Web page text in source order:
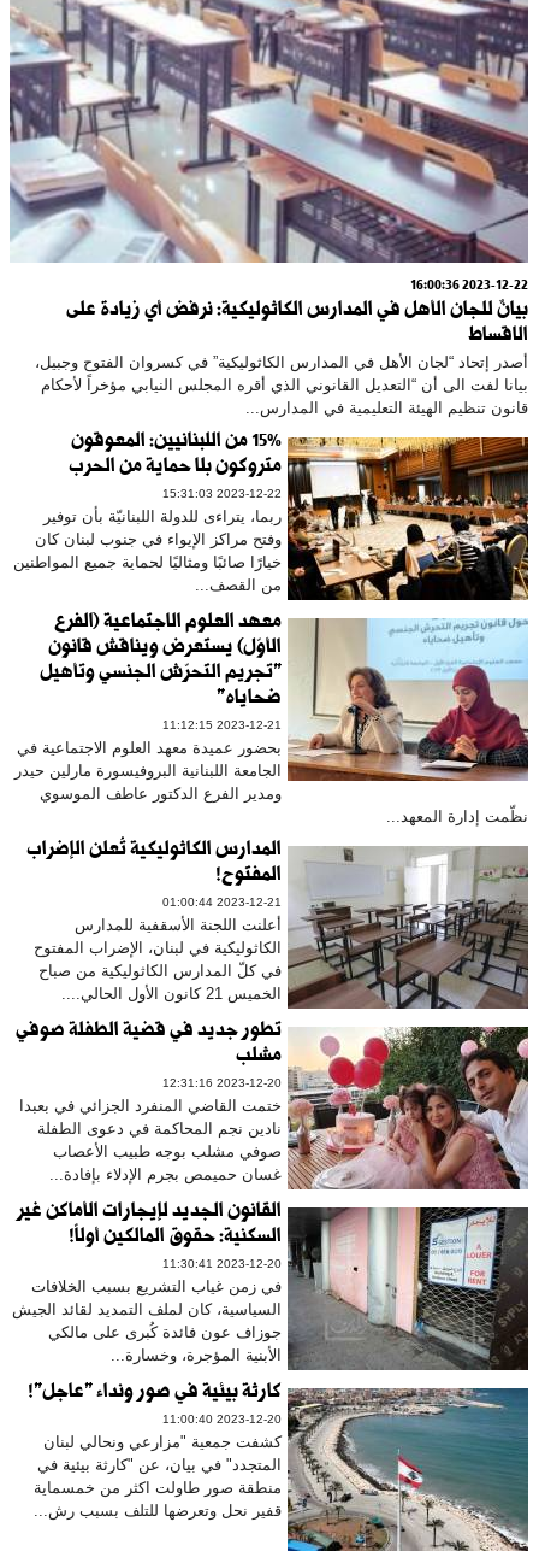
2023-12-22 16:00:36
بيانٌ للجان الأهل في المدارس الكاثوليكية: نرفض أي زيادة على
الاقساط
أصدر إتحاد “لجان الأهل في المدارس الكاثوليكية” في كسروان الفتوح وجبيل،
بيانا لفت الى أن “التعديل القانوني الذي أقره المجلس النيابي مؤخراً لأحكام
قانون تنظيم الهيئة التعليمية في المدارس...
15% من اللبنانيين: المعوقون
متروكون بلا حماية من الحرب
2023-12-22 15:31:03
ربما، يتراءى للدولة اللبنانيّة بأن توفير
وفتح مراكز الإيواء في جنوب لبنان كان
خيارًا صائبًا ومثاليًا لحماية جميع المواطنين
من القصف...
معهد العلوم الاجتماعية (الفرع
الأوّل) يستعرض ويناقش قانون
"تجريم التحرّش الجنسي وتأهيل
ضحاياه"
2023-12-21 11:12:15
بحضور عميدة معهد العلوم الاجتماعية في
الجامعة اللبنانية البروفيسورة مارلين حيدر
ومدير الفرع الدكتور عاطف الموسوي
نظّمت إدارة المعهد...
المدارس الكاثوليكية تُعلن الإضراب
المفتوح!
2023-12-21 01:00:44
أعلنت اللجنة الأسقفية للمدارس
الكاثوليكية في لبنان، الإضراب المفتوح
في كلّ المدارس الكاثوليكية من صباح
الخميس 21 كانون الأول الحالي....
تطور جديد في قضية الطفلة صوفي
مشلب
2023-12-20 12:31:16
ختمت القاضي المنفرد الجزائي في بعبدا
نادين نجم المحاكمة في دعوى الطفلة
صوفي مشلب بوجه طبيب الأعصاب
غسان حميمص بجرم الإدلاء بإفادة...
القانون الجديد لإيجارات الأماكن غير
السكنية: حقوق المالكين أولاً!
2023-12-20 11:30:41
في زمن غياب التشريع بسبب الخلافات
السياسية، كان لملف التمديد لقائد الجيش
جوزاف عون فائدة كُبرى على مالكي
الأبنية المؤجرة، وخسارة...
كارثة بيئية في صور ونداء "عاجل"!
2023-12-20 11:00:40
كشفت جمعية "مزارعي ونحالي لبنان
المتجدد" في بيان، عن "كارثة بيئية في
منطقة صور طاولت اكثر من خمسماية
قفير نحل وتعرضها للتلف بسبب رش...